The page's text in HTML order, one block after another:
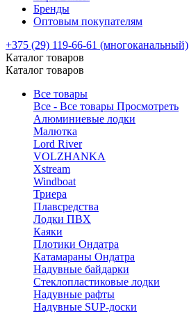
Бренды
Оптовым покупателям
+375 (29) 119-66-61 (многоканальный)
Каталог товаров
Каталог товаров
Все товары
Все - Все товары Просмотреть
Алюминиевые лодки
Малютка
Lord River
VOLZHANKA
Xstream
Windboat
Триера
Плавсредства
Лодки ПВХ
Каяки
Плотики Ондатра
Катамараны Ондатра
Надувные байдарки
Стеклопластиковые лодки
Надувные рафты
Надувные SUP-доски